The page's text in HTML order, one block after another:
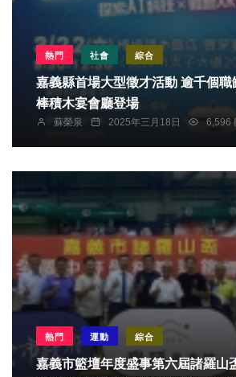
熱門 社會 綜合
嘉義縣首場大型徵才活動 逾千個職
棒積木宴會廳登場
蘇榮泉 2025年三月18日 6,596
熱門 運動 綜合
嘉義市籃壇年度盛事第六屆諸羅山